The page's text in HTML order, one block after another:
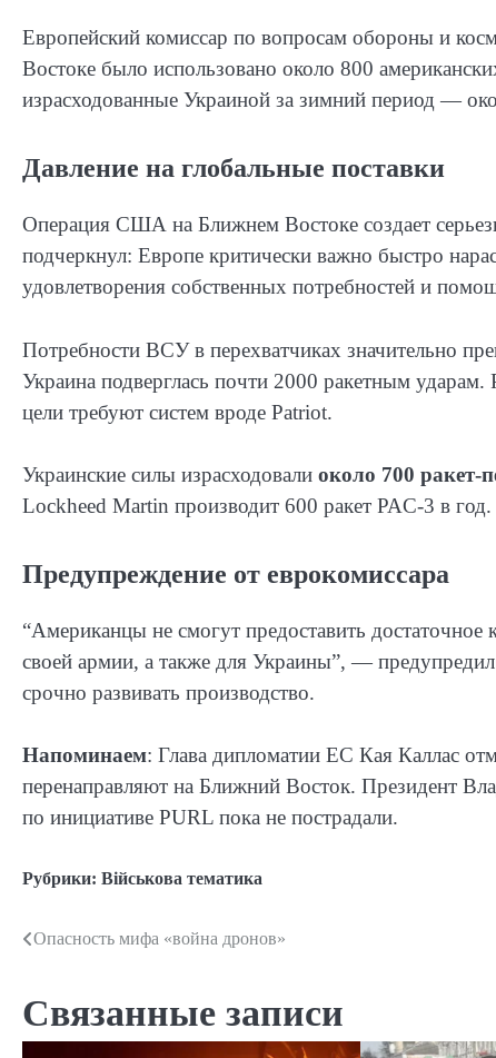
Европейский комиссар по вопросам обороны и
Востоке было использовано около 800
израсходованные Украиной за зимний период —
Давление на глобальные поставки
Операция США на Ближнем Востоке создает
подчеркнул: Европе критически важно быстро
удовлетворения собственных потребностей и
Потребности ВСУ в перехватчиках значительно
Украина подверглась почти 2000 ракетным ударам.
цели требуют систем вроде Patriot.
Украинские силы израсходовали около 700 ракет-
Lockheed Martin производит 600 ракет PAC-3 в год.
Предупреждение от еврокомиссара
“Американцы не смогут предоставить достаточное
своей армии, а также для Украины”, —
срочно развивать производство.
Напоминаем: Глава дипломатии ЕС Кая Каллас
перенаправляют на Ближний Восток. Президент
по инициативе PURL пока не пострадали.
Рубрики: Військова тематика
Навигация
записям
Опасность мифа «война дронов»
Связанные записи